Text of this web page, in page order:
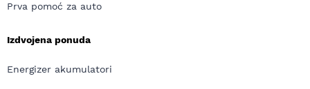
Prva pomoć za auto
Izdvojena ponuda
Energizer akumulatori